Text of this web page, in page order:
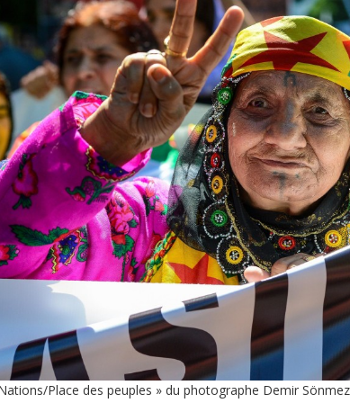
Droit au
développement
Par pays Argentine
Bolivie
Brésil
Chili
Colombie
Cuba
Equateur
Espagne
France
Déclarations à l’ONU
Conférences
Archives à
disposition
Diffusion librairies
Place des peuples » du photographe Demir